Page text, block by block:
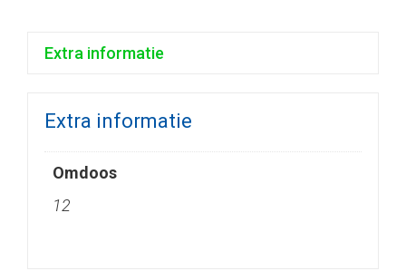
Extra informatie
Extra informatie
Omdoos
12